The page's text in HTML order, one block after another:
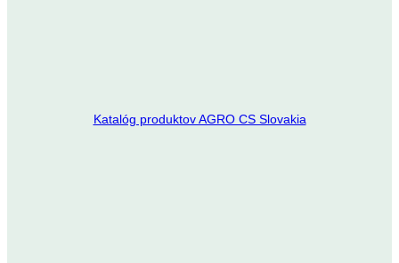
Katalóg produktov AGRO CS Slovakia